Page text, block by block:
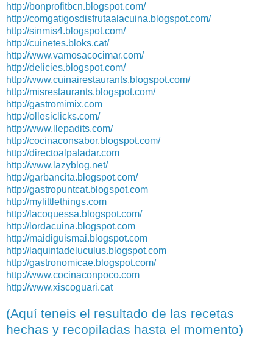
http://bonprofitbcn.blogspot.com/
http://comgatigosdisfrutaalacuina.blogspot.com/
http://sinmis4.blogspot.com/
http://cuinetes.bloks.cat/
http://www.vamosacocimar.com/
http://delicies.blogspot.com/
http://www.cuinairestaurants.blogspot.com/
http://misrestaurants.blogspot.com/
http://gastromimix.com
http://ollesiclicks.com/
http://www.llepadits.com/
http://cocinaconsabor.blogspot.com/
http://directoalpaladar.com
http://www.lazyblog.net/
http://garbancita.blogspot.com/
http://gastropuntcat.blogspot.com
http://mylittlethings.com
http://lacoquessa.blogspot.com/
http://lordacuina.blogspot.com
http://maidiguismai.blogspot.com
http://laquintadeluculus.blogspot.com
http://gastronomicae.blogspot.com/
http://www.cocinaconpoco.com
http://www.xiscoguari.cat
(Aquí teneis el resultado de las recetas
hechas y recopiladas hasta el momento)